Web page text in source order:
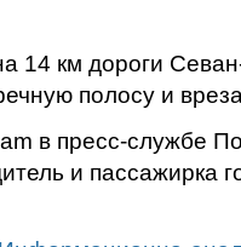
14 км дороги
полосу и
в пресс-службе
и пассажирка